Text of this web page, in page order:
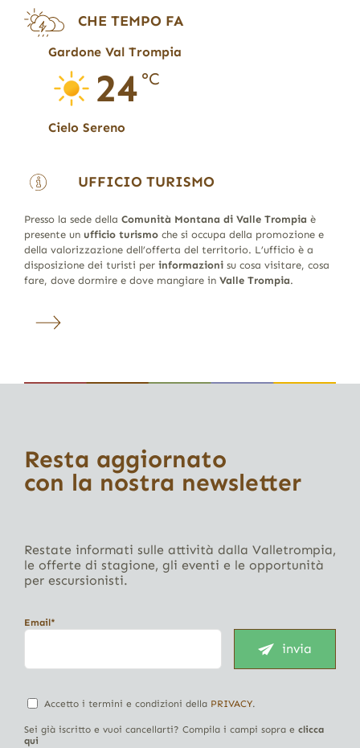
CHE TEMPO FA
Gardone Val Trompia
24 °C
Cielo Sereno
UFFICIO TURISMO
Presso la sede della Comunità Montana di Valle Trompia è
presente un ufficio turismoche si occupa della promozione e
della valorizzazione dell’offerta del territorio. L’ufficio è a
disposizione dei turisti per informazionisu cosa visitare, cosa
fare, dove dormire e dove mangiare in Valle Trompia.
Resta aggiornato
con la nostra newsletter
Restate informati sulle attività dalla Valletrompia,
le offerte di stagione, gli eventi e le opportunità
per escursionisti.
Email*
invia
Accetto i termini e condizioni della PRIVACY.
Sei già iscritto e vuoi cancellarti? Compila i campi sopra e clicca
qui